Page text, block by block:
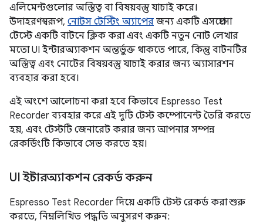
এলিমেন্টগুলোর অস্তিত্ব বা বিষয়বস্তু যাচাই করে।
উদাহরণস্বরূপ, নোটস টেস্টিং অ্যাপের জন্য একটি এসপ্রেসো
টেস্টে একটি বাটনে ক্লিক করা এবং একটি নতুন নোট লেখার
মতো UI ইন্টারঅ্যাকশন অন্তর্ভুক্ত থাকতে পারে, কিন্তু বাটনটির
অস্তিত্ব এবং নোটের বিষয়বস্তু যাচাই করার জন্য অ্যাসারশন
ব্যবহার করা হবে।
এই অংশে আলোচনা করা হবে কিভাবে Espresso Test
Recorder ব্যবহার করে এই দুটি টেস্ট কম্পোনেন্ট তৈরি করতে
হয়, এবং টেস্টটি জেনারেট করার জন্য আপনার সম্পন্ন
রেকর্ডিংটি কিভাবে সেভ করতে হয়।
UI ইন্টারঅ্যাকশন রেকর্ড করুন
Espresso Test Recorder দিয়ে একটি টেস্ট রেকর্ড করা শুরু
করতে, নিম্নলিখিত পদ্ধতি অনুসরণ করুন: